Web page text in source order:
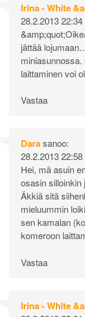
Irina - White
28.2.2013 22:34
jättää
laittaminen voi
Vastaa
Darasanoo:
28.2.2013 22:58
Hei, mä asuin
osasin silloinkin
Äkkiä sitä
mieluummin
sen kamalan
komeroon
Vastaa
Irina - White